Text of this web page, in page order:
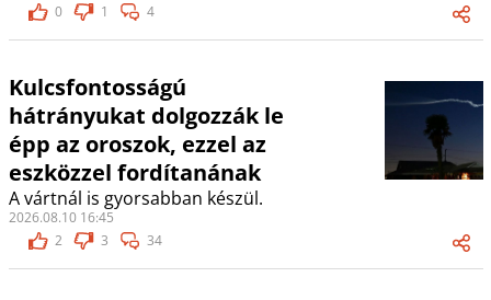
0
1 4
Kulcsfontosságú
hátrányukat dolgozzák le
épp az oroszok, ezzel az
eszközzel fordítanának
A vártnál is gyorsabban készül.
2026.08.10 16:45
2
3 34